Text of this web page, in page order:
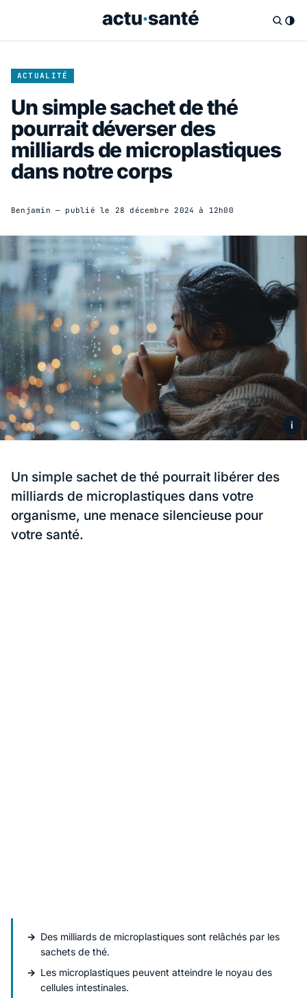
ACTUALITÉ
Un simple sachet de thé
pourrait déverser des
milliards de microplastiques
dans notre corps
Benjamin — publié le 28 décembre 2024 à 12h00
i
Un simple sachet de thé pourrait libérer des
milliards de microplastiques dans votre
organisme, une menace silencieuse pour
votre santé.
Des milliards de microplastiques sont relâchés par les
sachets de thé.
Les microplastiques peuvent atteindre le noyau des
cellules intestinales.